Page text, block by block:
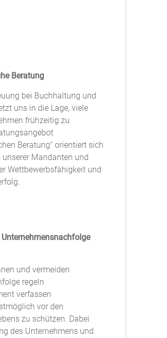
Beratung
bei Buchhaltung und
uns in die Lage, viele
frühzeitig zu
Beratung“ orientiert sich
Mandanten und
Wettbewerbsfähigkeit und
und vermeiden
regeln
verfassen
vor den
zu schützen. Dabei
des Unternehmens und